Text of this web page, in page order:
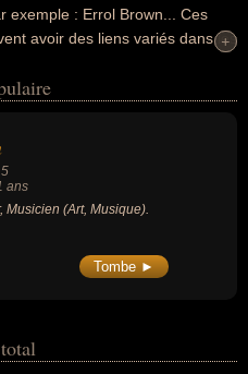
exemple : Errol Brown... Ces
avoir des liens variés dans les
En ce qui concerne leurs
+
+
ans
Musicien (Art, Musique).
Tombe ►